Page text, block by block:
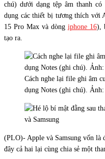
chú) dưới dạng tệp âm thanh
dụng các thiết bị tương thích với
15 Pro Max và dòng iphone 16),
tạo ra.
Cách nghe lại file ghi âm
dụng Notes (ghi chú).
(PLO)- Apple và Samsung vốn
đây cả hai lại cùng chia sẻ một